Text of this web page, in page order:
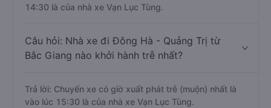
14:30 là của nhà xe Vạn Lục Tùng.
Câu hỏi: Nhà xe đi Đông Hà - Quảng Trị từ
Bắc Giang nào khởi hành trễ nhất?
Trả lời: Chuyến xe có giờ xuất phát trễ (muộn) nhất là
vào lúc 15:30 là của nhà xe Vạn Lục Tùng.